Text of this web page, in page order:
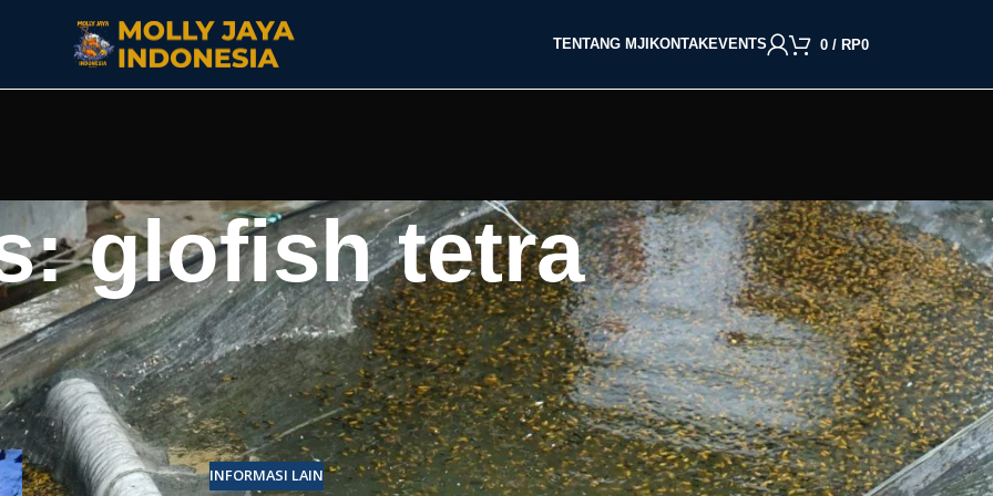
TENTANG MJI KONTAKEVENTS 0 / RP0
glofish tetra
INFORMASI LAIN
BACA BERDASARKAN JENIS IKAN